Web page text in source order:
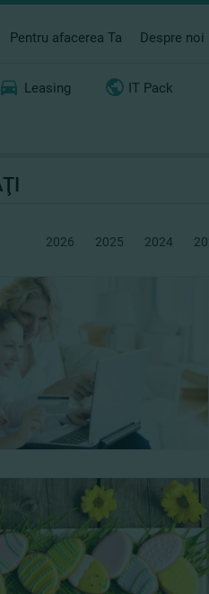
Pentru afacerea Ta Despre noi
Leasing IT Pack
2026 2025 2024